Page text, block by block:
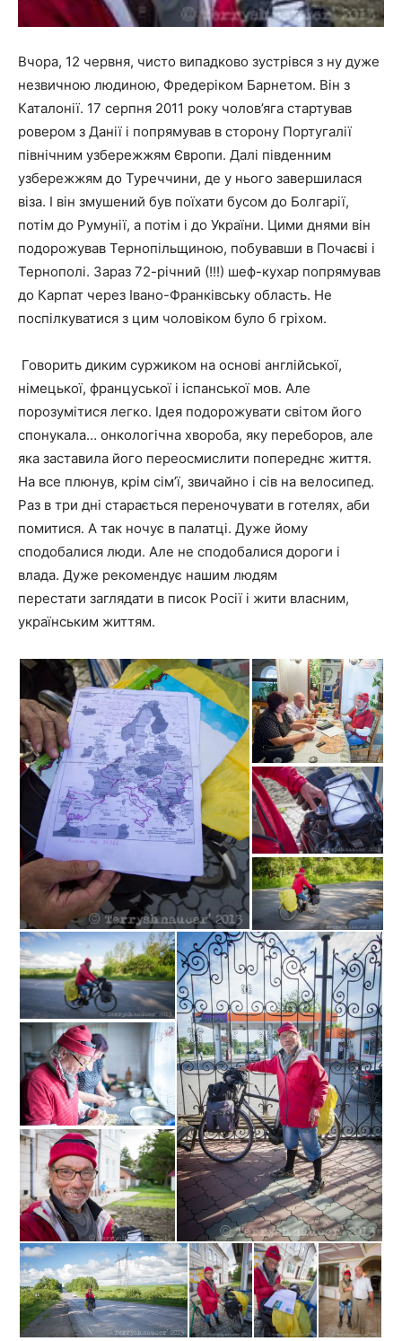
Вчора, 12 червня, чисто випадково зустрівся з ну дуже
незвичною людиною, Фредеріком Барнетом. Він з
Каталонії. 17 серпня 2011 року чолов’яга стартував
ровером з Данії і попрямував в сторону Португалії
північним узбережжям Європи. Далі південним
узбережжям до Туреччини, де у нього завершилася
віза. І він змушений був поїхати бусом до Болгарії,
потім до Румунії, а потім і до України. Цими днями він
подорожував Тернопільщиною, побувавши в Почаєві і
Тернополі. Зараз 72-річний (!!!) шеф-кухар попрямував
до Карпат через Івано-Франківську область. Не
поспілкуватися з цим чоловіком було б гріхом.
Говорить диким суржиком на основі англійської,
німецької, француської і іспанської мов. Але
порозумітися легко. Ідея подорожувати світом його
спонукала… онкологічна хвороба, яку переборов, але
яка заставила його переосмислити попереднє життя.
На все плюнув, крім сім’ї, звичайно і сів на велосипед.
Раз в три дні старається переночувати в готелях, аби
помитися. А так ночує в палатці. Дуже йому
сподобалися люди. Але не сподобалися дороги і
влада. Дуже рекомендує нашим людям
перестати заглядати в писок Росії і жити власним,
українським життям.